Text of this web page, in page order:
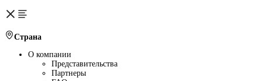
Страна
О компании
Представительства
Партнеры